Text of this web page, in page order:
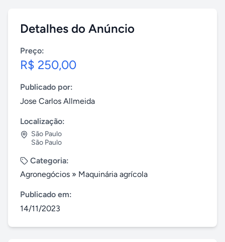
Detalhes do Anúncio
Preço:
R$ 250,00
Publicado por:
Jose Carlos Allmeida
Localização:
São Paulo
São Paulo
Categoria:
Agronegócios » Maquinária agrícola
Publicado em:
14/11/2023